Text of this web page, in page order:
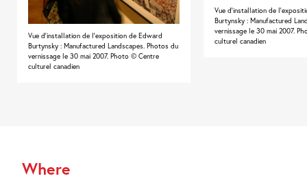
Vue d'installation de l'exposition de Edward
Burtynsky : Manufactured Landscapes. Photos du
vernissage le 30 mai 2007. Photo © Centre
culturel canadien
Vue d'installation de
Burtynsky : Manufactured
vernissage le 30 mai 2007.
culturel canadien
Where